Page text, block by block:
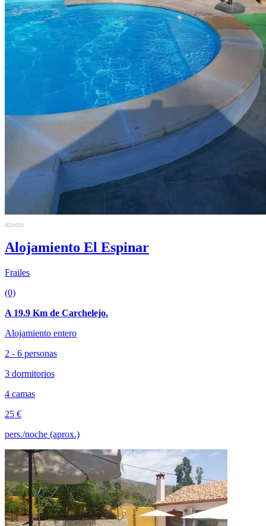
Alojamiento El Espinar
Frailes
(0)
A 19.9 Km de Carchelejo.
Alojamiento entero
2 - 6 personas
3 dormitorios
4 camas
25 €
pers./noche (aprox.)